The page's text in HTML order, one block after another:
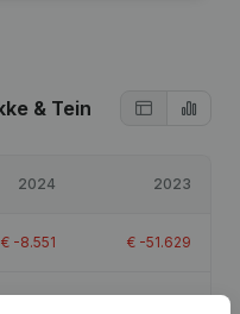
& Tein
2024 2023
€ -8.551 € -51.629
-35.180 €-26.629